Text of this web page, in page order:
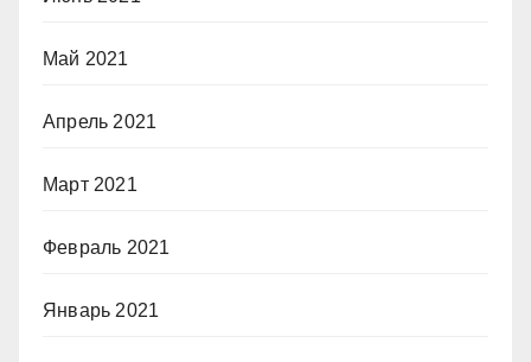
Май 2021
Апрель 2021
Март 2021
Февраль 2021
Январь 2021